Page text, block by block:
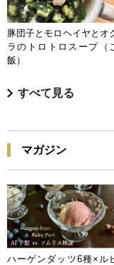
豚団子とモロヘイヤとオ
ラのトロトロスープ（
飯）
すべて見る
マガジン
ハーゲンダッツ6種×ル